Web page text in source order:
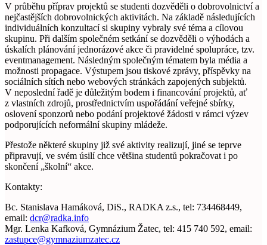
V průběhu příprav projektů se studenti dozvěděli o dobrovolnictví a
nejčastějších dobrovolnických aktivitách. Na základě následujících
individuálních konzultací si skupiny vybraly své téma a cílovou
skupinu. Při dalším společném setkání se dozvěděli o výhodách a
úskalích plánování jednorázové akce či pravidelné spolupráce, tzv.
eventmanagement. Následným společným tématem byla média a
možnosti propagace. Výstupem jsou tiskové zprávy, příspěvky na
sociálních sítích nebo webových stránkách zapojených subjektů.
V neposlední řadě je důležitým bodem i financování projektů, ať
z vlastních zdrojů, prostřednictvím uspořádání veřejné sbírky,
oslovení sponzorů nebo podání projektové žádosti v rámci výzev
podporujících neformální skupiny mládeže.
Přestože některé skupiny již své aktivity realizují, jiné se teprve
připravují, ve svém úsilí chce většina studentů pokračovat i po
skončení „školní“ akce.
Kontakty:
Bc. Stanislava Hamáková, DiS., RADKA z.s., tel: 734468449,
email: dcr@radka.info
Mgr. Lenka Kafková, Gymnázium Žatec, tel: 415 740 592, email:
zastupce@gymnaziumzatec.cz